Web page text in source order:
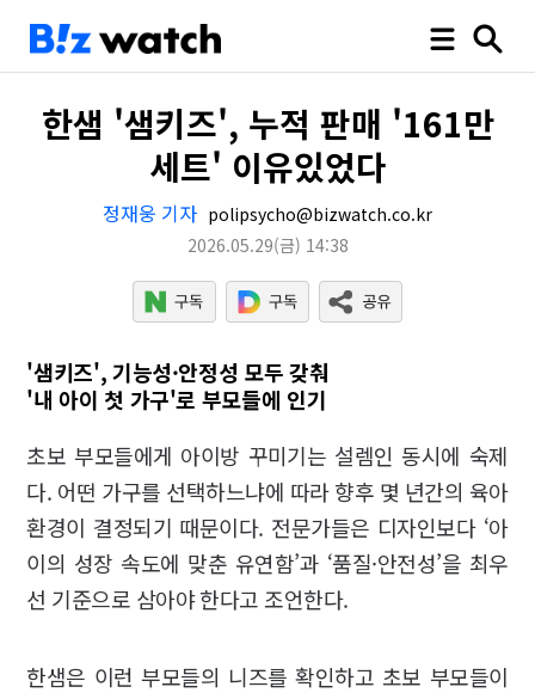
한샘 '샘키즈', 누적 판매 '161만
세트' 이유있었다
정재웅 기자 polipsycho@bizwatch.co.kr
2026.05.29(금) 14:38
'샘키즈', 기능성·안정성 모두 갖춰
'내 아이 첫 가구'로 부모들에 인기
초보 부모들에게 아이방 꾸미기는 설렘인 동시에 숙제
다. 어떤 가구를 선택하느냐에 따라 향후 몇 년간의 육아
환경이 결정되기 때문이다. 전문가들은 디자인보다 ‘아
이의 성장 속도에 맞춘 유연함’과 ‘품질·안전성’을 최우
선 기준으로 삼아야 한다고 조언한다.
한샘은 이런 부모들의 니즈를 확인하고 초보 부모들이